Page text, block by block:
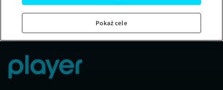
Pokaż cele